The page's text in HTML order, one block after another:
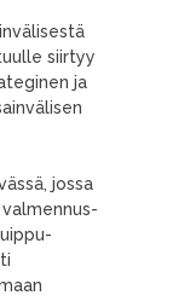
siirtyy
ja
jossa